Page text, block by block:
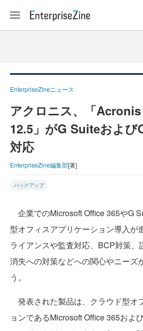
EnterpriseZineニュース
アクロニス、「
12.5」がG Suiteおよび
対応
EnterpriseZine編集部[著]
バックアップ
企業でのMicrosoft Office 365やG
型オフィスアプリケーション導入が
ライアンスや監査対応、BCP対策、
消失への対策などへの関心やニーズ
う。
発表された製品は、クラウド型オ
ョンであるMicrosoft Office 365およ